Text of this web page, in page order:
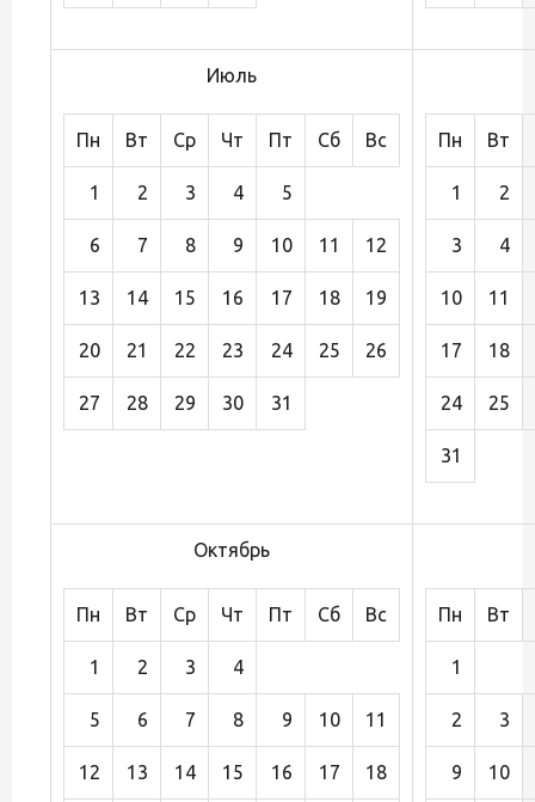
Июль
Пн Вт Ср Чт Пт Сб Вс
1 2 3 4 5
6 7 8 9 10 11 12
13 14 15 16 17 18 19
20 21 22 23 24 25 26
27 28 29 30 31
Пн Вт
1 2
3 4
10 11
17 18
24 25
31
Октябрь
Пн Вт Ср Чт Пт Сб Вс
1 2 3 4
5 6 7 8 9 10 11
12 13 14 15 16 17 18
Пн Вт
1
2 3
9 10